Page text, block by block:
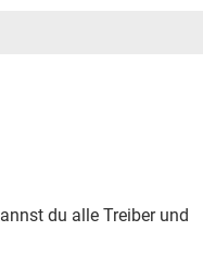
du alle Treiber und